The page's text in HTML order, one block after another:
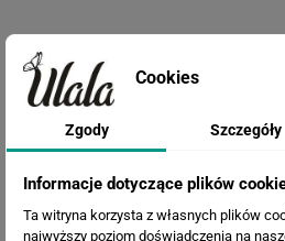
Cookies
Zgody Szczegóły
Informacje dotyczące plików
Ta witryna korzysta z własnych plików
najwyższy poziom doświadczenia na